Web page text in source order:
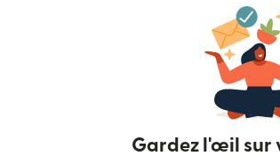
Gardez l'œil sur